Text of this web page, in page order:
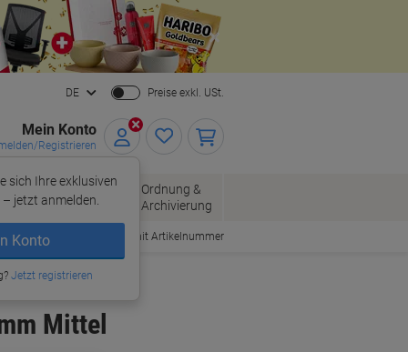
Close
DE Preise exkl. USt.
Mein Konto
Registrieren
sich Ihre exklusiven
jetzt anmelden.
Konto
Jetzt registrieren
Bürobedarf
Ordnung &
Archivierung
Bestellen mit Artikelnummer
Mittel